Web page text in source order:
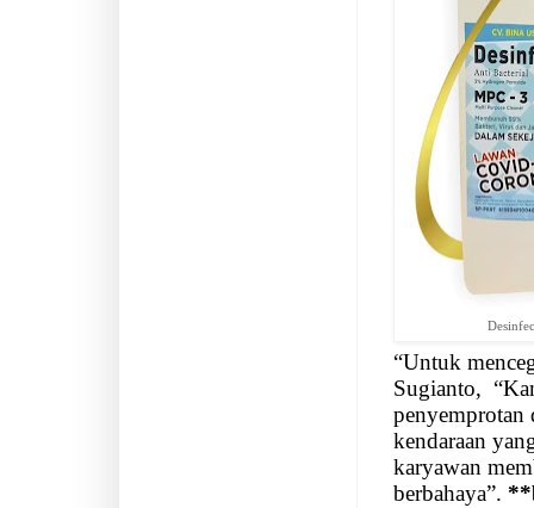
“Untuk
Sugianto,
kendaraan
karyawan
berbahaya”.